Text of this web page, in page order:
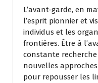
L’avant-garde, en
l’esprit pionnier et
individus et les
frontières. Être à
constante
nouvelles
pour repousser les